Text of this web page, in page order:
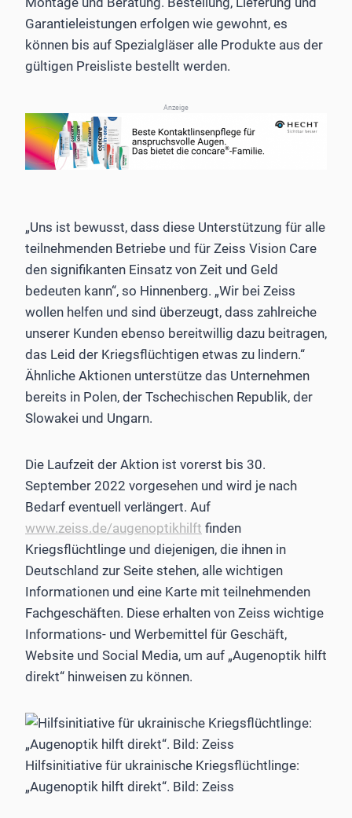
Garantieleistungen erfolgen wie gewohnt, es
können bis auf Spezialgläser alle Produkte aus der
gültigen Preisliste bestellt werden.
Anzeige
„Uns ist bewusst, dass diese Unterstützung für alle
teilnehmenden Betriebe und für Zeiss Vision Care
den signifikanten Einsatz von Zeit und Geld
bedeuten kann“, so Hinnenberg. „Wir bei Zeiss
wollen helfen und sind überzeugt, dass zahlreiche
unserer Kunden ebenso bereitwillig dazu beitragen,
das Leid der Kriegsflüchtigen etwas zu lindern.“
Ähnliche Aktionen unterstütze das Unternehmen
bereits in Polen, der Tschechischen Republik, der
Slowakei und Ungarn.
Die Laufzeit der Aktion ist vorerst bis 30.
September 2022 vorgesehen und wird je nach
Bedarf eventuell verlängert. Auf
www.zeiss.de/augenoptikhilft finden
Kriegsflüchtlinge und diejenigen, die ihnen in
Deutschland zur Seite stehen, alle wichtigen
Informationen und eine Karte mit teilnehmenden
Fachgeschäften. Diese erhalten von Zeiss wichtige
Informations- und Werbemittel für Geschäft,
Website und Social Media, um auf „Augenoptik hilft
direkt“ hinweisen zu können.
Hilfsinitiative für ukrainische Kriegsflüchtlinge:
„Augenoptik hilft direkt“. Bild: Zeiss